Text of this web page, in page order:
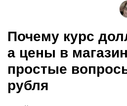
Почему курс
а цены в
простые
рубля